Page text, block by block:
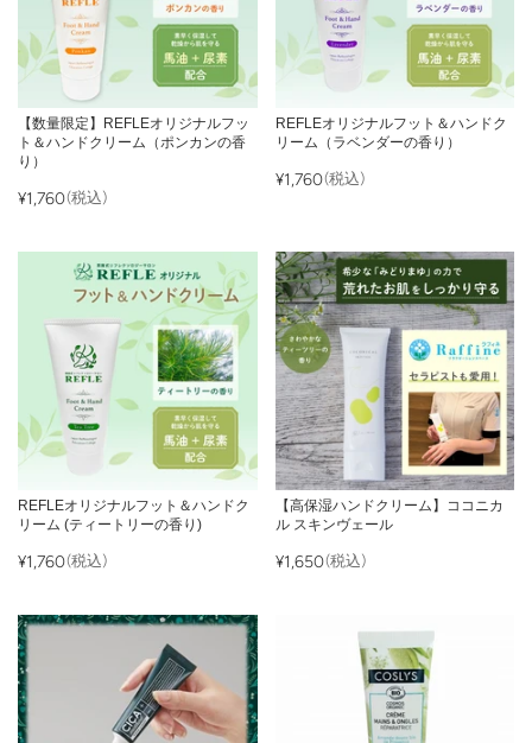
【数量限定】REFLEオリジナルフッ
ト＆ハンドクリーム（ポンカンの香
り）
¥1,760(税込)
REFLEオリジナルフット＆ハンドク
リーム（ラベンダーの香り）
¥1,760(税込)
REFLEオリジナルフット＆ハンドク
リーム (ティートリーの香り)
¥1,760(税込)
【高保湿ハンドクリーム】ココニカ
ル スキンヴェール
¥1,650(税込)